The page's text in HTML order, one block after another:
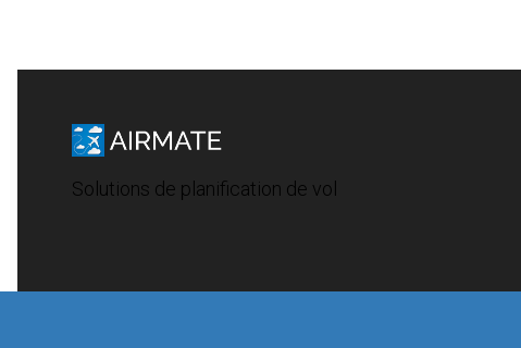
Solutions de planification de vol